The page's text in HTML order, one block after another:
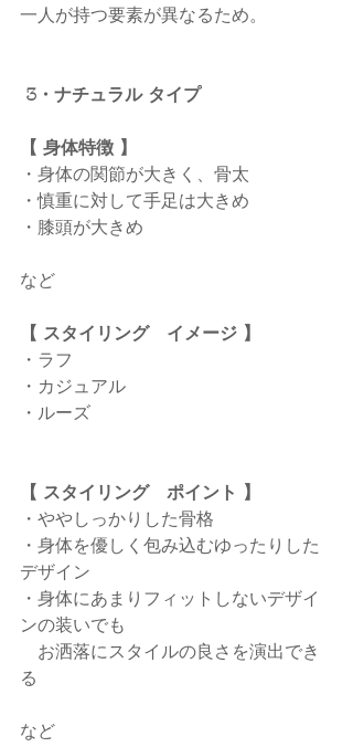
一人が持つ要素が異なるため。
3・ナチュラル タイプ
【 身体特徴 】
・身体の関節が大きく、骨太
・慎重に対して手足は大きめ
・膝頭が大きめ
など
【 スタイリング　イメージ 】
・ラフ
・カジュアル
・ルーズ
【 スタイリング　ポイント 】
・ややしっかりした骨格
・身体を優しく包み込むゆったりした
デザイン
・身体にあまりフィットしないデザイ
ンの装いでも
お洒落にスタイルの良さを演出でき
る
など